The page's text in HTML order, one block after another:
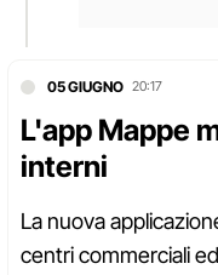
05 GIUGNO 20:17
L'app Mappe
interni
La nuova
centri commerciali